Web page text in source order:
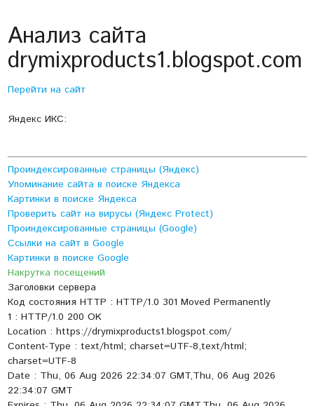
Анализ сайта
drymixproducts1.blogspot.com
Перейти на сайт
Яндекс ИКС:
Проиндексированные страницы (Яндекс)
Упоминание сайта в поиске Яндекса
Картинки в поиске Яндекса
Проверить сайт на вирусы (Яндекс Protect)
Проиндексированные страницы (Google)
Ссылки на сайт в Google
Картинки в поиске Google
Накрутка посещений
Заголовки сервера
Код состояния HTTP : HTTP/1.0 301 Moved Permanently
1 : HTTP/1.0 200 OK
Location : https://drymixproducts1.blogspot.com/
Content-Type : text/html; charset=UTF-8,text/html;
charset=UTF-8
Date : Thu, 06 Aug 2026 22:34:07 GMT,Thu, 06 Aug 2026
22:34:07 GMT